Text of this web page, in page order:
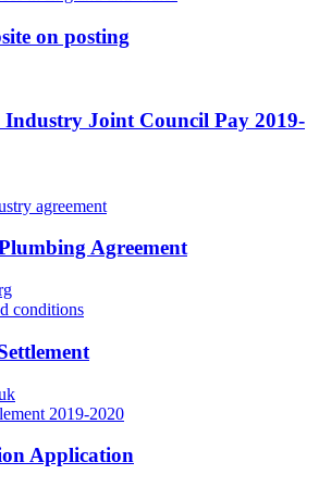
on posting
Industry Joint Council Pay 2019-
agreement
Agreement
conditions
2019-2020
Application